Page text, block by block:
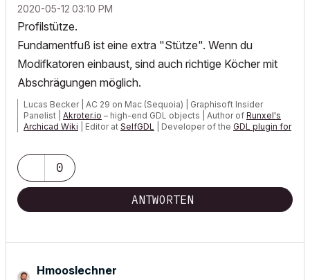
‎2020-05-12 03:10 PM
Profilstütze.
Fundamentfuß ist eine extra "Stütze". Wenn du
Modifkatoren einbaust, sind auch richtige Köcher mit
Abschrägungen möglich.
Lucas Becker | AC 29 on Mac (Sequoia) | Graphisoft Insider
Panelist | Akroter.io – high-end GDL objects | Author of Runxel's
Archicad Wiki | Editor at SelfGDL | Developer of the GDL plugin for
My List of AC shortcomings & bugs
Mention AI Again
POSIWID – The Purpose Of a System Is What It Does ///
«Furthermore, I consider that Carth...yearly releases
destroyed»
0
ANTWORTEN
Hmooslechner